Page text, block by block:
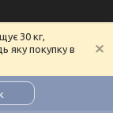
30 кг,
яку покупку в